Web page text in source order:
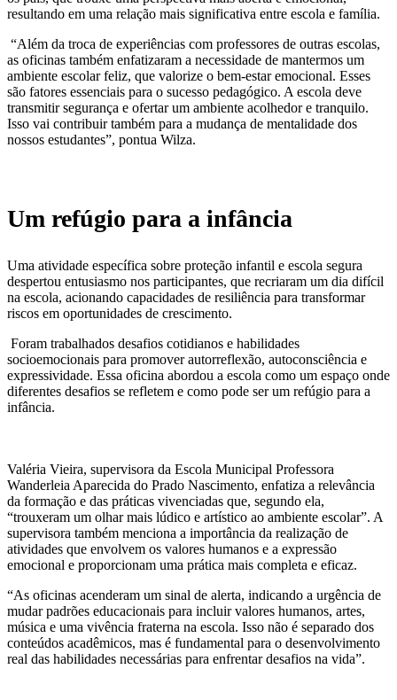
resultando em uma relação mais significativa entre escola e família.
“Além da troca de experiências com professores de outras escolas,
as oficinas também enfatizaram a necessidade de mantermos um
ambiente escolar feliz, que valorize o bem-estar emocional. Esses
são fatores essenciais para o sucesso pedagógico. A escola deve
transmitir segurança e ofertar um ambiente acolhedor e tranquilo.
Isso vai contribuir também para a mudança de mentalidade dos
nossos estudantes”, pontua Wilza.
Um refúgio para a infância
Uma atividade específica sobre proteção infantil e escola segura
despertou entusiasmo nos participantes, que recriaram um dia difícil
na escola, acionando capacidades de resiliência para transformar
riscos em oportunidades de crescimento.
Foram trabalhados desafios cotidianos e habilidades
socioemocionais para promover autorreflexão, autoconsciência e
expressividade. Essa oficina abordou a escola como um espaço onde
diferentes desafios se refletem e como pode ser um refúgio para a
infância.
Valéria Vieira, supervisora da Escola Municipal Professora
Wanderleia Aparecida do Prado Nascimento, enfatiza a relevância
da formação e das práticas vivenciadas que, segundo ela,
“trouxeram um olhar mais lúdico e artístico ao ambiente escolar”. A
supervisora também menciona a importância da realização de
atividades que envolvem os valores humanos e a expressão
emocional e proporcionam uma prática mais completa e eficaz.
“As oficinas acenderam um sinal de alerta, indicando a urgência de
mudar padrões educacionais para incluir valores humanos, artes,
música e uma vivência fraterna na escola. Isso não é separado dos
conteúdos acadêmicos, mas é fundamental para o desenvolvimento
real das habilidades necessárias para enfrentar desafios na vida”.